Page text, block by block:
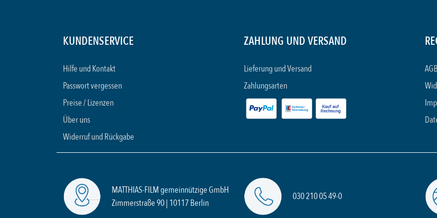
KUNDENSERVICE
Hilfe und Kontakt
Passwort vergessen
Preise / Lizenzen
Über uns
Widerruf und Rückgabe
ZAHLUNG UND VERSAND
Lieferung und Versand
Zahlungsarten
MATTHIAS-FILM gemeinnützige GmbH
Zimmerstraße 90 | 10117 Berlin
030 210 05 49-0